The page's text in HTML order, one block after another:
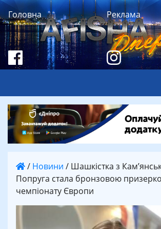
Головна Реклама
/ Новини / Шашкістка з
Попруга стала бронзовою
чемпіонату Європи